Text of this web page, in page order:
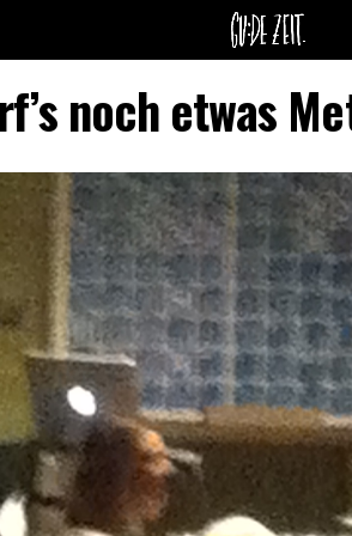
noch etwas